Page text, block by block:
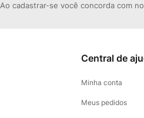
Ao cadastrar-se você concorda com
Central de
Minha conta
Meus pedidos